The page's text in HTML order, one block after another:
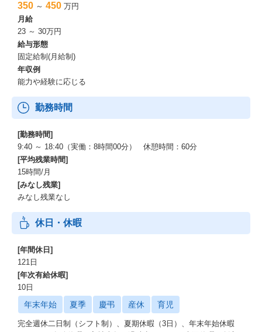
350 ～ 450 万円
月給
23 ～ 30万円
給与形態
固定給制(月給制)
年収例
能力や経験に応じる
勤務時間
[勤務時間]
9:40 ～ 18:40（実働：8時間00分） 休憩時間：60分
[平均残業時間]
15時間/月
[みなし残業]
みなし残業なし
休日・休暇
[年間休日]
121日
[年次有給休暇]
10日
年末年始 夏季 慶弔 産休 育児
完全週休二日制（シフト制）、夏期休暇（3日）、年末年始休暇